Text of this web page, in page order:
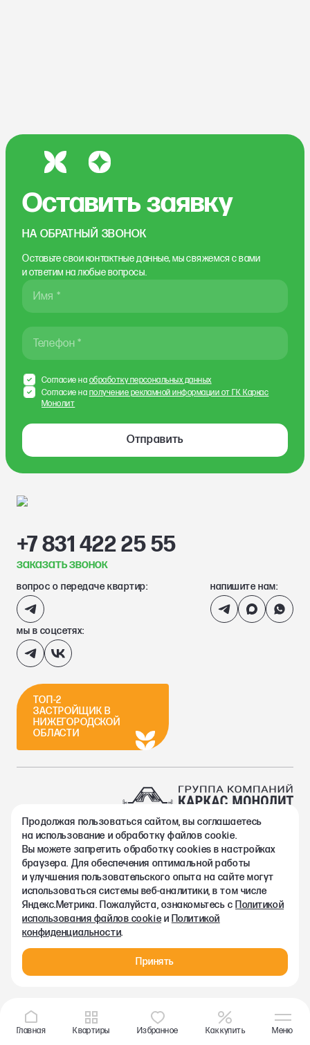
Оставить заявку
НА ОБРАТНЫЙ ЗВОНОК
Оставьте свои контактные данные, мы свяжемсяс вами
и ответим на любые вопросы.
Имя *
Телефон *
Отправить
Согласие на обработку персональных данных
Согласие на получение рекламной информации от ГК Каркас
Монолит
+7 831 422 25 55
заказать звонок
вопрос о передаче квартир: напишите нам:
мы в соцсетях:
ТОП-2
ЗАСТРОЙЩИК В
НИЖЕГОРОДСКОЙ
ОБЛАСТИ
2002-2026. Группа компаний Каркас Монолит
Политика конфиденциальности
Правовая информация
Согласие на обработку персональных данных
Согласие на получение рекламно-информационных материалов
Любая информация, представленная на данном сайте, носит
исключительно информационный характер и ни при каких
условиях не является публичной офертой, определяемой
Главная Квартиры Избранное Как купить Меню
Продолжая пользоваться сайтом, вы соглашаетесь
на использование и обработку файлов cookie.
Вы можете запретить обработку сookies в настройках
браузера. Для обеспечения оптимальной работы
и улучшения пользовательского опыта на сайте могут
использоваться системы веб-аналитики, в том числе
Яндекс.Метрика. Пожалуйста, ознакомьтесь с Политикой
использования файлов cookieи Политикой
конфиденциальности.
Принять